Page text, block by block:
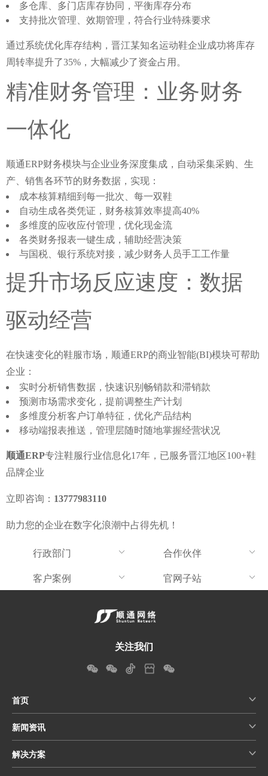
多仓库、多门店库存协同，平衡库存分布
支持批次管理、效期管理，符合行业特殊要求
通过系统优化库存结构，晋江某知名运动鞋企业成功将库存
周转率提升了35%，大幅减少了资金占用。
精准财务管理：业务财务
一体化
顺通ERP财务模块与企业业务深度集成，自动采集采购、生
产、销售各环节的财务数据，实现：
成本核算精细到每一批次、每一双鞋
自动生成各类凭证，财务核算效率提高40%
多维度的应收应付管理，优化现金流
各类财务报表一键生成，辅助经营决策
与国税、银行系统对接，减少财务人员手工工作量
提升市场反应速度：数据
驱动经营
在快速变化的鞋服市场， 顺通ERP的商业智能(BI)模块可帮助
企业：
实时分析销售数据，快速识别畅销款和滞销款
预测市场需求变化，提前调整生产计划
多维度分析客户订单特征，优化产品结构
移动端报表推送，管理层随时随地掌握经营状况
顺通ERP专注鞋服行业信息化17年，已服务晋江地区100+鞋
品牌企业
立即咨询： 13777983110
助力您的企业在数字化浪潮中占得先机！
行政部门
合作伙伴
客户案例
官网子站
关注我们
首页
新闻资讯
解决方案